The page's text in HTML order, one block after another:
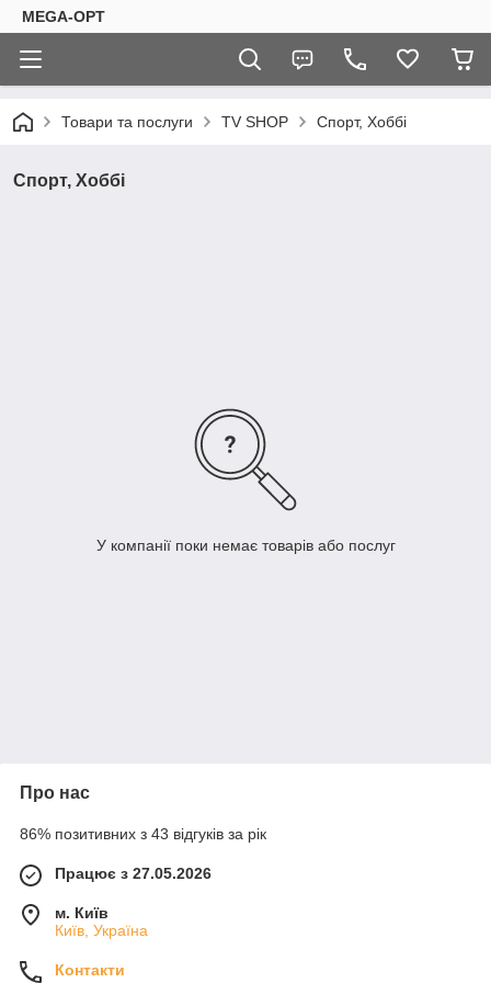
MEGA-OPT
Товари та послуги TV SHOP Спорт, Хоббі
Спорт, Хоббі
У компанії поки немає товарів або послуг
Про нас
86% позитивних з 43 відгуків за рік
Працює з 27.05.2026
м. Київ
Київ, Україна
Контакти